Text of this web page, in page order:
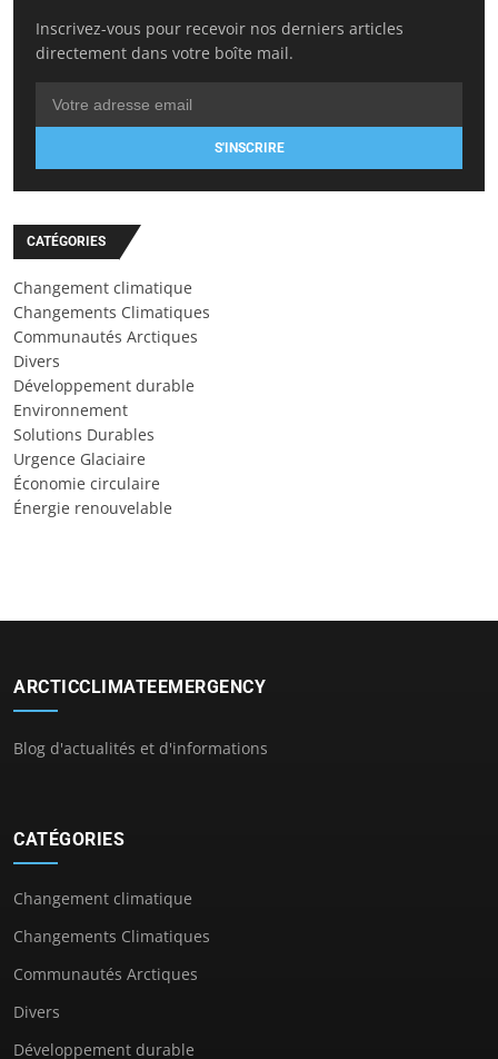
Inscrivez-vous pour recevoir nos derniers articles
directement dans votre boîte mail.
S'INSCRIRE
CATÉGORIES
Changement climatique
Changements Climatiques
Communautés Arctiques
Divers
Développement durable
Environnement
Solutions Durables
Urgence Glaciaire
Économie circulaire
Énergie renouvelable
ARCTICCLIMATEEMERGENCY
Blog d'actualités et d'informations
CATÉGORIES
Changement climatique
Changements Climatiques
Communautés Arctiques
Divers
Développement durable